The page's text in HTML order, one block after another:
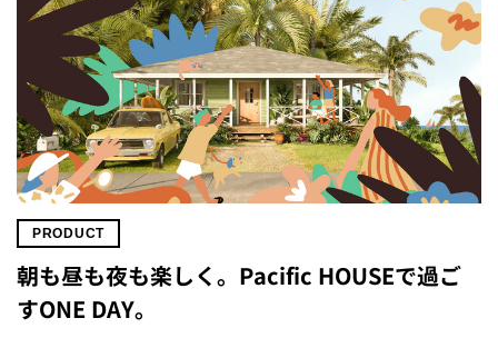
PRODUCT
朝も昼も夜も楽しく。Pacific HOUSEで過ご
すONE DAY。